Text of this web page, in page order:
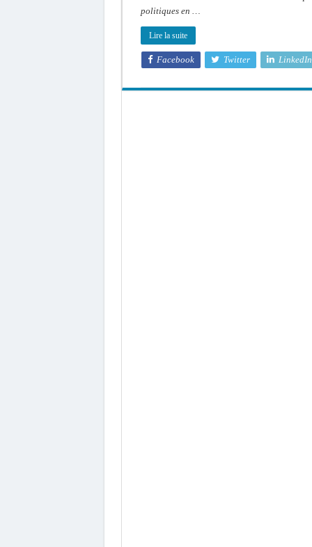
politiques en …
Lire la suite
Facebook Twitter LinkedIn